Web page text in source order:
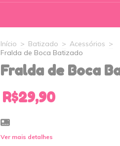
Início > Batizado > Acessórios >
Fralda de Boca Batizado
Fralda de Boca
R$29,90
Ver mais detalhes